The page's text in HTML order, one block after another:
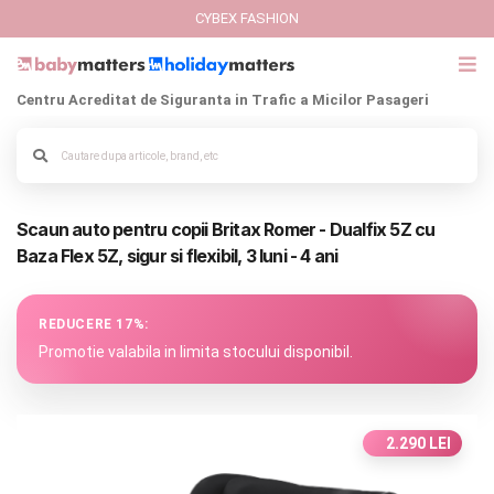
Italbaby Collections
CARUCIOARE COPII
CYBEX FASHION
Centru Acreditat de Siguranta in Trafic a Micilor Pasageri
Scaun auto pentru copii Britax Romer - Dualfix 5Z cu
Baza Flex 5Z, sigur si flexibil, 3 luni - 4 ani
REDUCERE 17%:
Promotie valabila in limita stocului disponibil.
2.290 LEI
Alege culoarea cadrului